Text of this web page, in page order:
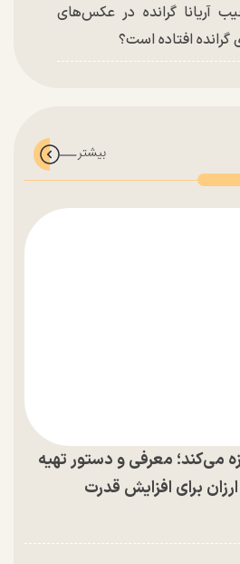
آریانا گرانده در عکس‌های
گرانده افتاده است؟
می‌کند؛ معرفی و دستور تهیه
برای افزایش قدرت